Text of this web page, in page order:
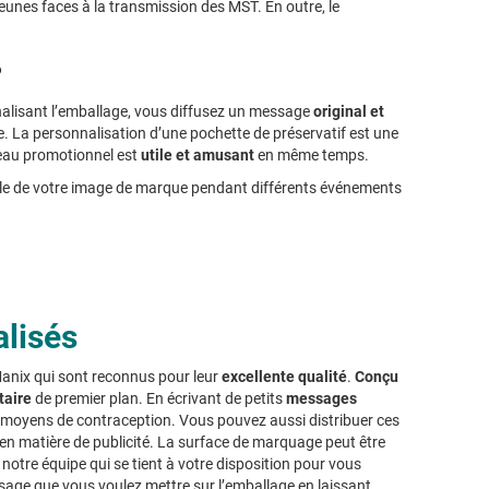
faces à la transmission des MST. En outre, le
l’emballage, vous diffusez un messageoriginal et
La personnalisation d’une pochette de préservatif est une
promotionnel est utile et amusanten même temps.
de votre image de marque pendant différents événements
qui sont reconnus pour leurexcellente qualité. Conçu
de premier plan. En écrivant de petitsmessages
de contraception. Vous pouvez aussi distribuer ces
matière de publicité. La surface de marquage peut être
équipe qui se tient à votre disposition pour vous